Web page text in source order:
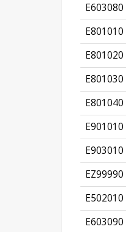
E603080
E801010
E801020
E801030
E801040
E901010
E903010
EZ99990
E502010
E603090